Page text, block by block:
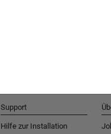
Support
Hilfe zur Installation